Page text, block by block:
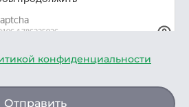
конфиденциальности
Отправить